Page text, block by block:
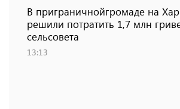
В приграничнойгромаде на
решили потратить 1,7 млн
сельсовета
13:13